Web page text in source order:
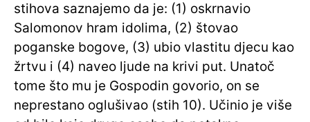
stihova saznajemo da je: (1) oskrnavio
Salomonov hram idolima, (2) štovao
poganske bogove, (3) ubio vlastitu djecu kao
žrtvu i (4) naveo ljude na krivi put. Unatoč
tome što mu je Gospodin govorio, on se
neprestano oglušivao (stih 10). Učinio je više